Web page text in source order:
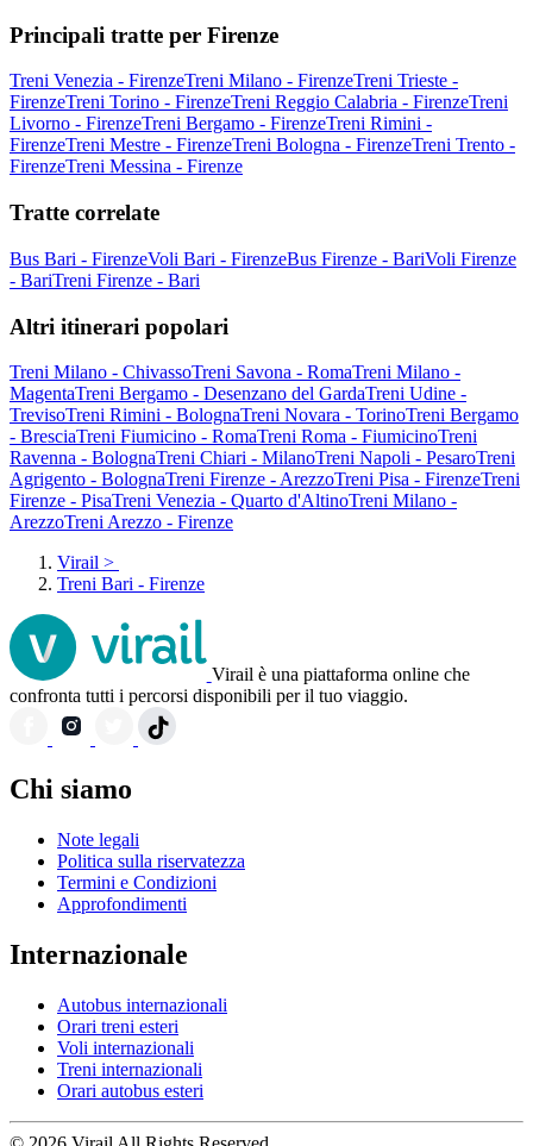
Principali tratte per Firenze
Treni Venezia - FirenzeTreni Milano - FirenzeTreni Trieste -
FirenzeTreni Torino - FirenzeTreni Reggio Calabria - FirenzeTreni
Livorno - FirenzeTreni Bergamo - FirenzeTreni Rimini -
FirenzeTreni Mestre - FirenzeTreni Bologna - FirenzeTreni Trento -
FirenzeTreni Messina - Firenze
Tratte correlate
Bus Bari - FirenzeVoli Bari - FirenzeBus Firenze - BariVoli Firenze
- BariTreni Firenze - Bari
Altri itinerari popolari
Treni Milano - ChivassoTreni Savona - RomaTreni Milano -
MagentaTreni Bergamo - Desenzano del GardaTreni Udine -
TrevisoTreni Rimini - BolognaTreni Novara - TorinoTreni Bergamo
- BresciaTreni Fiumicino - RomaTreni Roma - FiumicinoTreni
Ravenna - BolognaTreni Chiari - MilanoTreni Napoli - PesaroTreni
Agrigento - BolognaTreni Firenze - ArezzoTreni Pisa - FirenzeTreni
Firenze - PisaTreni Venezia - Quarto d'AltinoTreni Milano -
ArezzoTreni Arezzo - Firenze
Virail >
Treni Bari - Firenze
Virail è una piattaforma online che
confronta tutti i percorsi disponibili per il tuo viaggio.
Chi siamo
Note legali
Politica sulla riservatezza
Termini e Condizioni
Approfondimenti
Internazionale
Autobus internazionali
Orari treni esteri
Voli internazionali
Treni internazionali
Orari autobus esteri